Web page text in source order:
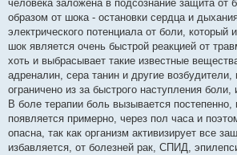
человека заложена в подсознание защита от
образом от шока - остановки сердца и
электрического потенциала от боли,
шок является очень быстрой реакцией от
хоть и выбрасывает такие известные
адреналин, сера танин и другие возбудители,
ограничено из за быстрого наступления
В боле терапии боль вызывается постепенно,
появляется примерно, через пол часа и
опасна, так как организм активизирует все
избавляется, от болезней рак, СПИД,